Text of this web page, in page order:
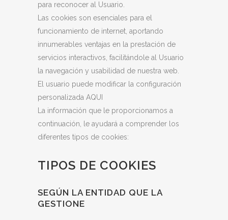
para reconocer al Usuario.
Las cookies son esenciales para el
funcionamiento de internet, aportando
innumerables ventajas en la prestación de
servicios interactivos, facilitándole al Usuario
la navegación y usabilidad de nuestra web.
El usuario puede modificar la configuración
personalizada AQUI
La información que le proporcionamos a
continuación, le ayudará a comprender los
diferentes tipos de cookies:
TIPOS DE COOKIES
SEGÚN LA ENTIDAD QUE LA
GESTIONE